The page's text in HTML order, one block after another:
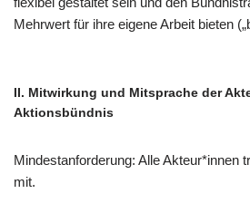
Mehrwert für ihre eigene Arbeit bieten
II. Mitwirkung und Mitsprache der
Aktionsbündnis
Mindestanforderung: Alle Akteur*innen
mit.